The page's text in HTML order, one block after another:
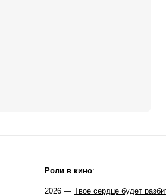
Роли в кино:
2026 — Твое сердце будет